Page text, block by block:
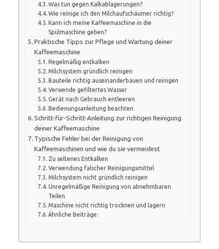
Was tun gegen Kalkablagerungen?
Wie reinige ich den Milchaufschäumer richtig?
Kann ich meine Kaffeemaschine in die
Spülmaschine geben?
Praktische Tipps zur Pflege und Wartung deiner
Kaffeemaschine
Regelmäßig entkalken
Milchsystem gründlich reinigen
Bauteile richtig auseinanderbauen und reinigen
Verwende gefiltertes Wasser
Gerät nach Gebrauch entleeren
Bedienungsanleitung beachten
Schritt-für-Schritt-Anleitung zur richtigen Reinigung
deiner Kaffeemaschine
Typische Fehler bei der Reinigung von
Kaffeemaschinen und wie du sie vermeidest
Zu seltenes Entkalken
Verwendung falscher Reinigungsmittel
Milchsystem nicht gründlich reinigen
Unregelmäßige Reinigung von abnehmbaren
Teilen
Maschine nicht richtig trocknen und lagern
Ähnliche Beiträge: